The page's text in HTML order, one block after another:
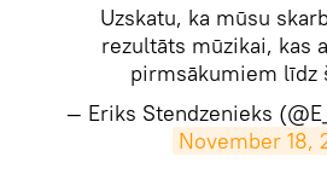
Uzskatu, ka mūsu
rezultāts mūzikai, kas
pirmsākumiem līdz
— Eriks Stendzenieks
November 18,